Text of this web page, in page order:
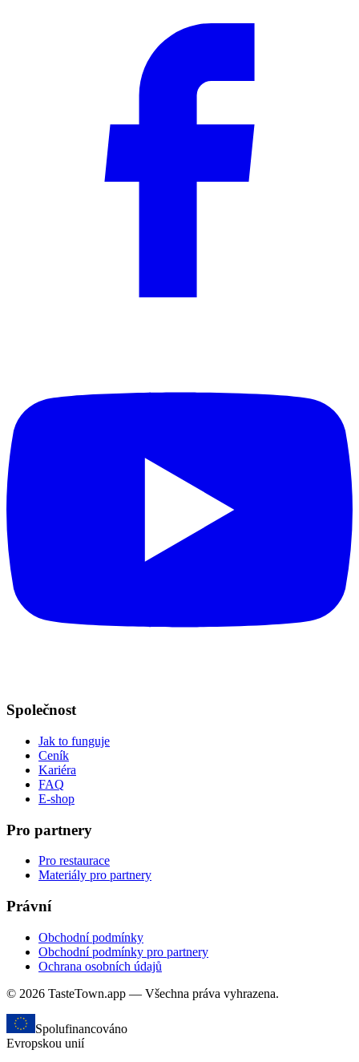
Společnost
Jak to funguje
Ceník
Kariéra
FAQ
E-shop
Pro partnery
Pro restaurace
Materiály pro partnery
Právní
Obchodní podmínky
Obchodní podmínky pro partnery
Ochrana osobních údajů
© 2026 TasteTown.app — Všechna práva vyhrazena.
Spolufinancováno
Evropskou unií